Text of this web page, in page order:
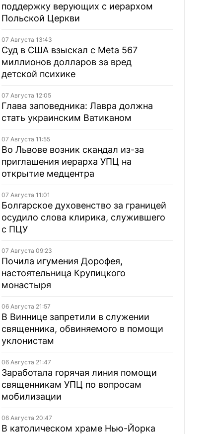
поддержку верующих с иерархом
Польской Церкви
07 Августа 13:43
Суд в США взыскал с Meta 567
миллионов долларов за вред
детской психике
07 Августа 12:05
Глава заповедника: Лавра должна
стать украинским Ватиканом
07 Августа 11:55
Во Львове возник скандал из-за
приглашения иерарха УПЦ на
открытие медцентра
07 Августа 11:01
Болгарское духовенство за границей
осудило слова клирика, служившего
с ПЦУ
07 Августа 09:23
Почила игумения Дорофея,
настоятельница Крупицкого
монастыря
06 Августа 21:57
В Виннице запретили в служении
священника, обвиняемого в помощи
уклонистам
06 Августа 21:47
Заработала горячая линия помощи
священникам УПЦ по вопросам
мобилизации
06 Августа 20:47
В католическом храме Нью-Йорка